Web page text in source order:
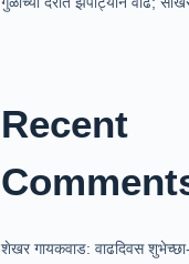
Recent
शेखर गायकवाड: वाढदिवस